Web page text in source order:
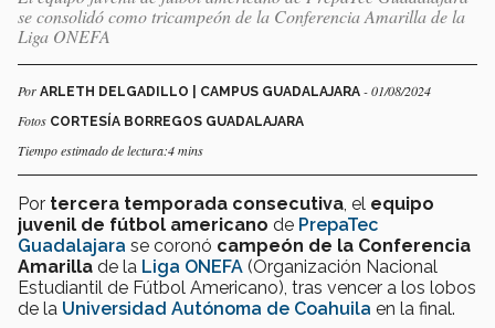
se consolidó como tricampeón de la Conferencia Amarilla de la
Liga ONEFA
Por ARLETH DELGADILLO | CAMPUS GUADALAJARA - 01/08/2024
Fotos CORTESÍA BORREGOS GUADALAJARA
Tiempo estimado de lectura:4 mins
Por tercera temporada consecutiva , el equipo
juvenil de fútbol americano de PrepaTec
Guadalajara se coronó campeón de la Conferencia
Amarilla de la Liga ONEFA (Organización Nacional
Estudiantil de Fútbol Americano), tras vencer a los lobos
de la Universidad Autónoma de Coahuila en la final.